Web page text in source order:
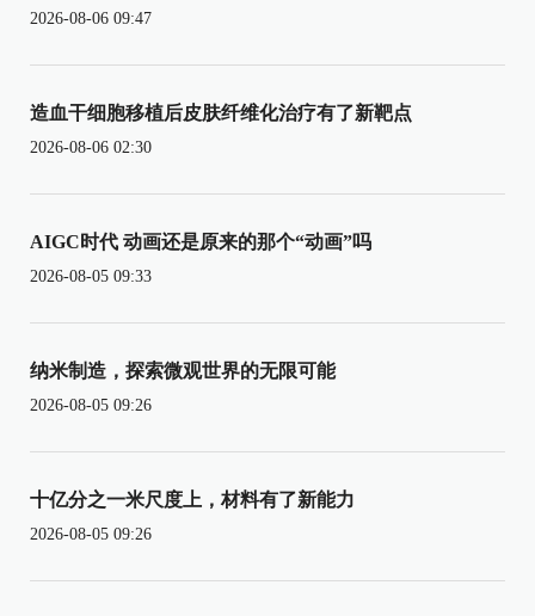
2026-08-06 09:47
造血干细胞移植后皮肤纤维化治疗有了新靶点
2026-08-06 02:30
AIGC时代 动画还是原来的那个“动画”吗
2026-08-05 09:33
纳米制造，探索微观世界的无限可能
2026-08-05 09:26
十亿分之一米尺度上，材料有了新能力
2026-08-05 09:26